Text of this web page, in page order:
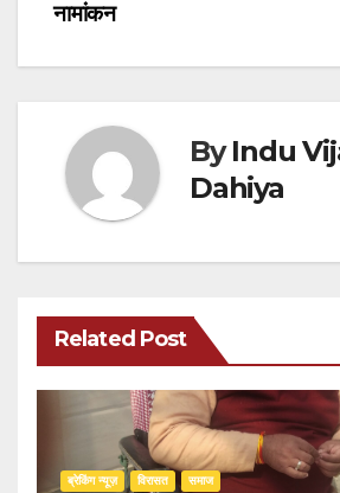
नामांकन
ByIndu
Dahiya
Related Post
ब्रेकिंग न्यूज़ ‍‍विरासत समाज